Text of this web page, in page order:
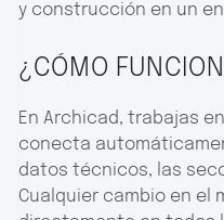
y construcción en un
¿CÓMO
En Archicad, trabajas
conecta
datos técnicos, las
Cualquier cambio en el